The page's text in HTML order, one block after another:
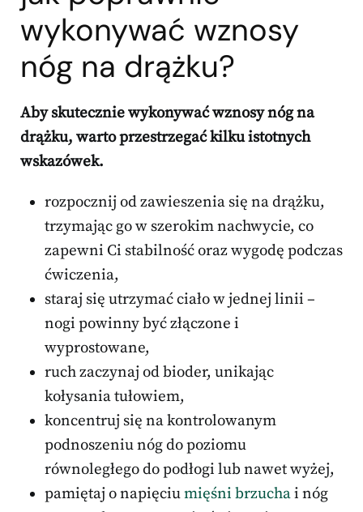
wykonywać wznosy
nóg na drążku?
Aby skutecznie wykonywać wznosy nóg na
drążku, warto przestrzegać kilku istotnych
wskazówek.
rozpocznij od zawieszenia się na drążku,
trzymając go w szerokim nachwycie, co
zapewni Ci stabilność oraz wygodę podczas
ćwiczenia,
staraj się utrzymać ciało w jednej linii –
nogi powinny być złączone i
wyprostowane,
ruch zaczynaj od bioder, unikając
kołysania tułowiem,
koncentruj się na kontrolowanym
podnoszeniu nóg do poziomu
równoległego do podłogi lub nawet wyżej,
pamiętaj o napięciumięśni brzuchai nóg